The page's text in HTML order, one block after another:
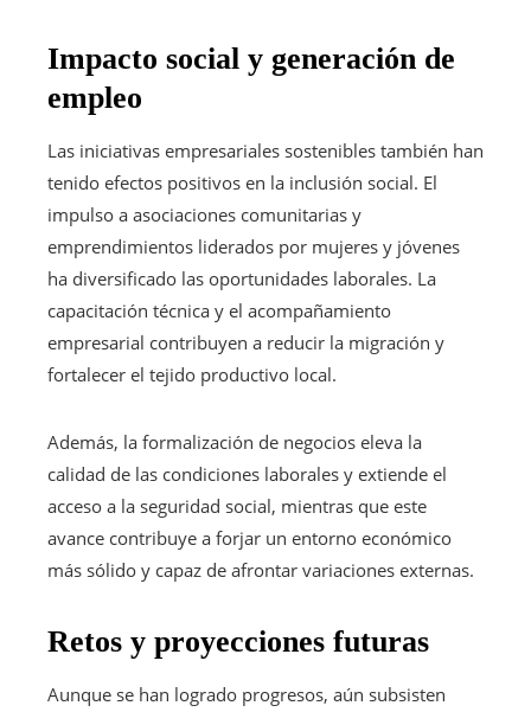
Impacto social y generación de
empleo
Las iniciativas empresariales sostenibles también han
tenido efectos positivos en la inclusión social. El
impulso a asociaciones comunitarias y
emprendimientos liderados por mujeres y jóvenes
ha diversificado las oportunidades laborales. La
capacitación técnica y el acompañamiento
empresarial contribuyen a reducir la migración y
fortalecer el tejido productivo local.
Además, la formalización de negocios eleva la
calidad de las condiciones laborales y extiende el
acceso a la seguridad social, mientras que este
avance contribuye a forjar un entorno económico
más sólido y capaz de afrontar variaciones externas.
Retos y proyecciones futuras
Aunque se han logrado progresos, aún subsisten